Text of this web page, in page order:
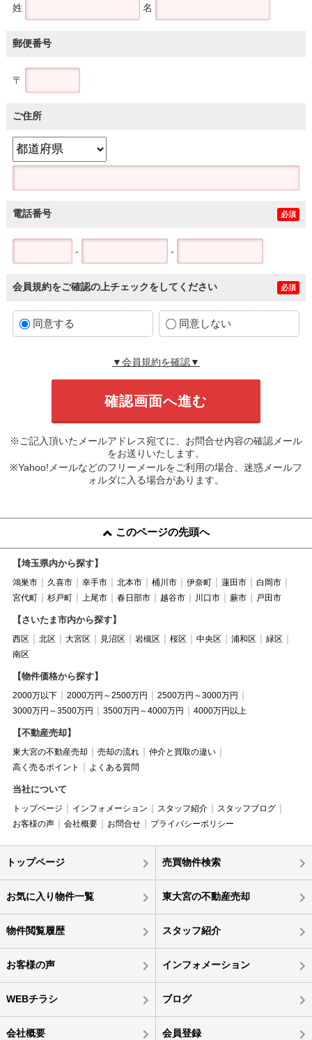
姓 名
郵便番号
〒
ご住所
電話番号 必須
- -
会員規約をご確認の上チェックをしてください 必須
同意する 同意しない
▼会員規約を確認▼
※ご記入頂いたメールアドレス宛てに、お問合せ内容の確認メール
をお送りいたします。
※Yahoo!メールなどのフリーメールをご利用の場合、迷惑メールフ
ォルダに入る場合があります。
このページの先頭へ
【埼玉県内から探す】
鴻巣市 久喜市 幸手市 北本市 桶川市 伊奈町 蓮田市
白岡市
宮代町
杉戸町 上尾市 春日部市 越谷市 川口市 蕨市 戸田市
【さいたま市内から探す】
西区 北区 大宮区 見沼区 岩槻区 桜区 中央区 浦和区
緑区
南区
【物件価格から探す】
2000万以下 2000万円～2500万円
2500万円～3000万円
3000万円～3500万円
3500万円～4000万円 4000万円以上
【不動産売却】
東大宮の不動産売却 売却の流れ
仲介と買取の違い
高く売るポイント
よくある質問
当社について
トップページ インフォメーション スタッフ紹介
スタッフブログ
お客様の声
会社概要 お問合せ プライバシーポリシー
トップページ 売買物件検索
お気に入り物件一覧 東大宮の不動産売却
物件閲覧履歴 スタッフ紹介
お客様の声 インフォメーション
WEBチラシ ブログ
会社概要 会員登録